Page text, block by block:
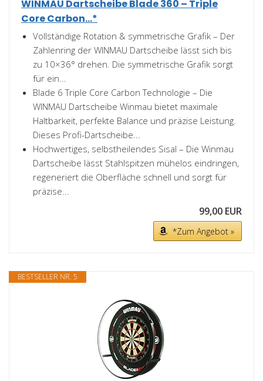
WINMAU Dartscheibe Blade 360 – Triple
Core Carbon...*
Vollständige Rotation & symmetrische Grafik – Der
Zahlenring der WINMAU Dartscheibe lässt sich bis
zu 10×36° drehen. Die symmetrische Grafik sorgt
für ein...
Blade 6 Triple Core Carbon Technologie – Die
WINMAU Dartscheibe Winmau bietet maximale
Haltbarkeit, perfekte Balance und präzise Leistung.
Dieses Profi-Dartscheibe...
Hochwertiges, selbstheilendes Sisal – Die Winmau
Dartscheibe lässt Stahlspitzen mühelos eindringen,
regeneriert die Oberfläche schnell und sorgt für
präzise...
99,00 EUR
*Zum Angebot »
BESTSELLER NR. 5